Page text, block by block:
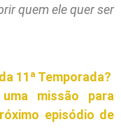
quem ele quer ser
11ª Temporada?
missão para
episódio de